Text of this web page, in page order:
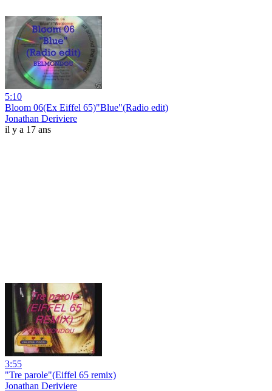
5:10
Bloom 06(Ex Eiffel 65)"Blue"(Radio edit)
Jonathan Deriviere
il y a 17 ans
3:55
"Tre parole"(Eiffel 65 remix)
Jonathan Deriviere